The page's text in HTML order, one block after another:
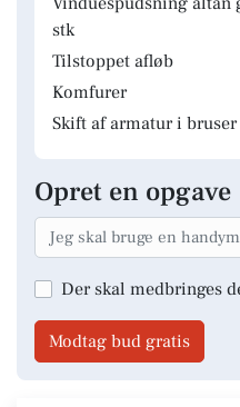
stk
Tilstoppet afløb
Komfurer
Skift af armatur i bruser
Opret en opgave
Der skal medbringes
Modtag bud gratis